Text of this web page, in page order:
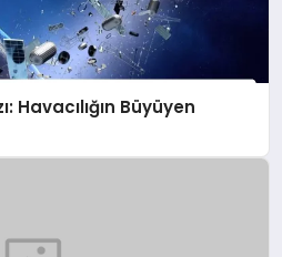
Havacılığın Büyüyen